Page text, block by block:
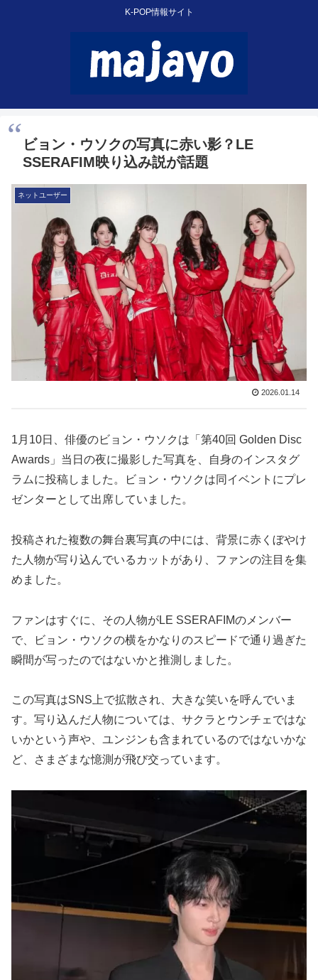
K-POP情報サイト
ビョン・ウソクの写真に赤い影？LE
SSERAFIM映り込み説が話題
ネットユーザー
2026.01.14
1月10日、俳優のビョン・ウソクは「第40回 Golden Disc
Awards」当日の夜に撮影した写真を、自身のインスタグ
ラムに投稿しました。ビョン・ウソクは同イベントにプレ
ゼンターとして出席していました。
投稿された複数の舞台裏写真の中には、背景に赤くぼやけ
た人物が写り込んでいるカットがあり、ファンの注目を集
めました。
ファンはすぐに、その人物がLE SSERAFIMのメンバー
で、ビョン・ウソクの横をかなりのスピードで通り過ぎた
瞬間が写ったのではないかと推測しました。
この写真はSNS上で拡散され、大きな笑いを呼んでいま
す。写り込んだ人物については、サクラとウンチェではな
いかという声や、ユンジンも含まれているのではないかな
ど、さまざまな憶測が飛び交っています。